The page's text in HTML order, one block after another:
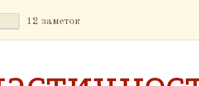
12 заметок